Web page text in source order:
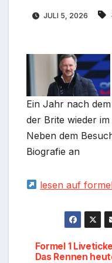
JULI 5, 2026
Ein Jahr nach
der Brite wieder
Neben dem
Biografie an
lesen auf
Formel 1
Das Rennen